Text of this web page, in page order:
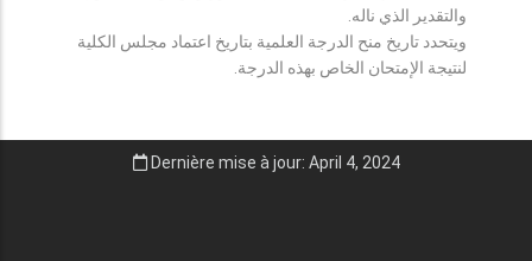
والتقدير الذي ناله.
ويتحدد تاريخ منح الدرجة العلمية بتاريخ اعتماد مجلس الكلية
لنتيجة الإمتحان الخاص بهذه الدرجة.
Dernière mise à jour: April 4, 2024